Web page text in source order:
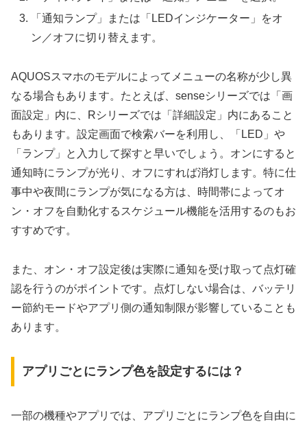
「通知ランプ」または「LEDインジケーター」をオ
ン／オフに切り替えます。
AQUOSスマホのモデルによってメニューの名称が少し異
なる場合もあります。たとえば、senseシリーズでは「画
面設定」内に、Rシリーズでは「詳細設定」内にあること
もあります。設定画面で検索バーを利用し、「LED」や
「ランプ」と入力して探すと早いでしょう。オンにすると
通知時にランプが光り、オフにすれば消灯します。特に仕
事中や夜間にランプが気になる方は、時間帯によってオ
ン・オフを自動化するスケジュール機能を活用するのもお
すすめです。
また、オン・オフ設定後は実際に通知を受け取って点灯確
認を行うのがポイントです。点灯しない場合は、バッテリ
ー節約モードやアプリ側の通知制限が影響していることも
あります。
アプリごとにランプ色を設定するには？
一部の機種やアプリでは、アプリごとにランプ色を自由に